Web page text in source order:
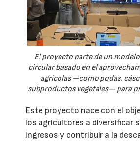
El proyecto parte de un
circular basado en el
agrícolas —como podas,
subproductos vegetales— para
Este proyecto nace con el
los agricultores a diversificar
ingresos y contribuir a la